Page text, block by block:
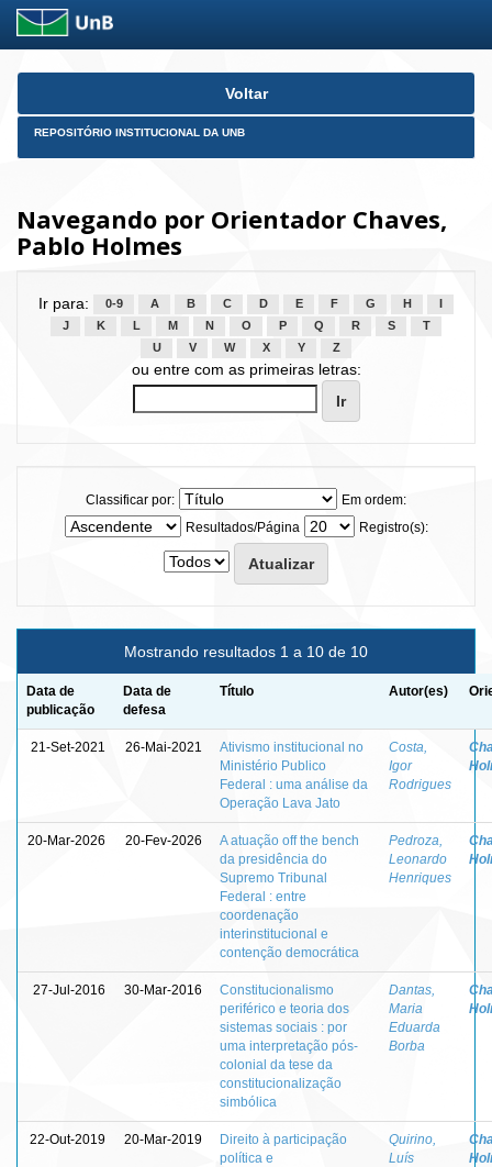
Skip
Voltar
REPOSITÓRIO INSTITUCIONAL DA UNB
Navegando por Orientador Chaves,
Pablo Holmes
Ir para: 0-9 A B C D E F G H
J
K L M N O P Q R S
T
U
V W X Y Z
ou entre com as primeiras letras:
Classificar por:
Em ordem:
Resultados/Página
Registro(s):
Mostrando resultados 1 a 10 de 10
Data de
publicação
Data de
defesa
Título Autor(es)
21-Set-2021 26-Mai-2021
Ativismo institucional no
Ministério Publico
Federal : uma análise da
Operação Lava Jato
Costa,
Igor
Rodrigues
20-Mar-2026 20-Fev-2026
A atuação off the bench
da presidência do
Supremo Tribunal
Federal : entre
coordenação
interinstitucional e
contenção democrática
Pedroza,
Leonardo
Henriques
27-Jul-2016 30-Mar-2016
Constitucionalismo
periférico e teoria dos
sistemas sociais : por
uma interpretação pós-
colonial da tese da
constitucionalização
simbólica
Dantas,
Maria
Eduarda
Borba
22-Out-2019 20-Mar-2019
Direito à participação
política e
Quirino,
Luís